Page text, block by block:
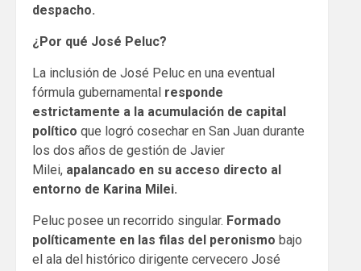
despacho.
¿Por qué José Peluc?
La inclusión de José Peluc en una eventual
fórmula gubernamental responde
estrictamente a la acumulación de capital
político que logró cosechar en San Juan durante
los dos años de gestión de Javier
Milei, apalancado en su acceso directo al
entorno de Karina Milei.
Peluc posee un recorrido singular. Formado
políticamente en las filas del peronismo bajo
el ala del histórico dirigente cervecero José